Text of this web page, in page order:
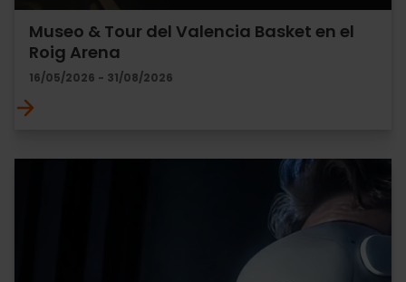
Museo & Tour del Valencia Basket en el
Roig Arena
16/05/2026 - 31/08/2026